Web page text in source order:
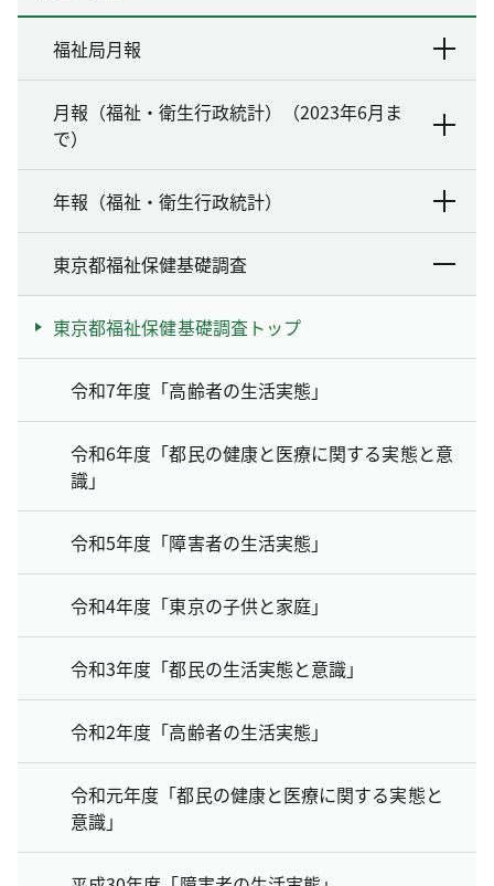
福祉局月報
月報（福祉・衛生行政統計）（2023年6月ま
で）
年報（福祉・衛生行政統計）
東京都福祉保健基礎調査
東京都福祉保健基礎調査トップ
令和7年度「高齢者の生活実態」
令和6年度「都民の健康と医療に関する実態と意
識」
令和5年度「障害者の生活実態」
令和4年度「東京の子供と家庭」
令和3年度「都民の生活実態と意識」
令和2年度「高齢者の生活実態」
令和元年度「都民の健康と医療に関する実態と
意識」